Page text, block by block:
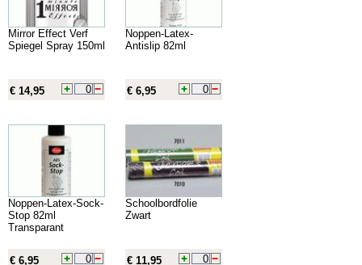
Mirror Effect Verf
Spiegel Spray 150ml
€ 14,95
Noppen-Latex-
Antislip 82ml
€ 6,95
Noppen-Latex-Sock-
Stop 82ml
Transparant
€ 6,95
Schoolbordfolie
Zwart
€ 11,95